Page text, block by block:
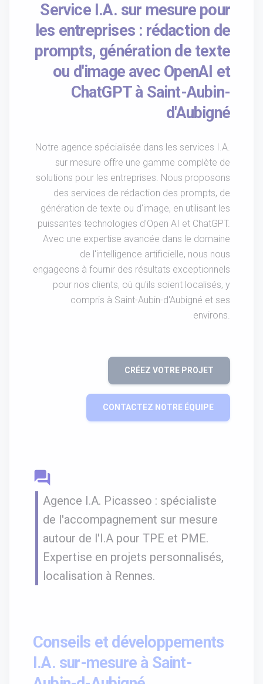
Service I.A. sur mesure pour
les entreprises : rédaction de
prompts, génération de texte
ou d'image avec OpenAI et
ChatGPT à Saint-Aubin-
d'Aubigné
Notre agence spécialisée dans les services I.A.
sur mesure offre une gamme complète de
solutions pour les entreprises. Nous proposons
des services de rédaction des prompts, de
génération de texte ou d'image, en utilisant les
puissantes technologies d'Open AI et ChatGPT.
Avec une expertise avancée dans le domaine
de l'intelligence artificielle, nous nous
engageons à fournir des résultats exceptionnels
pour nos clients, où qu'ils soient localisés, y
compris à Saint-Aubin-d'Aubigné et ses
environs.
CRÉEZ VOTRE PROJET
CONTACTEZ NOTRE ÉQUIPE
question_answer
Agence I.A. Picasseo : spécialiste
de l'accompagnement sur mesure
autour de l'I.A pour TPE et PME.
Expertise en projets personnalisés,
localisation à Rennes.
Conseils et développements
I.A. sur-mesure à Saint-